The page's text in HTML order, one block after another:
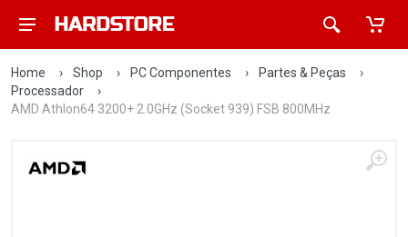
Home › Shop › PC Componentes › Partes & Peças
›
Processador
›
AMD Athlon64 3200+ 2.0GHz (Socket 939) FSB 800MHz